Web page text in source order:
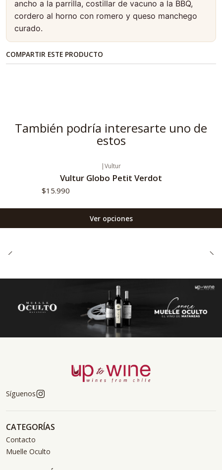
ancho a la parrilla, costillar de vacuno a la BBQ,
cordero al horno con romero y queso manchego
curado.
COMPARTIR ESTE PRODUCTO
También podría interesarte uno de
estos
|Vultur
Vultur Globo Petit Verdot
$15.990
Ver opciones
Síguenos
CATEGORÍAS
Contacto
Muelle Oculto